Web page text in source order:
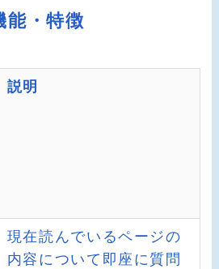
・特徴
説明
現在読んでいるページの
内容について即座に質問